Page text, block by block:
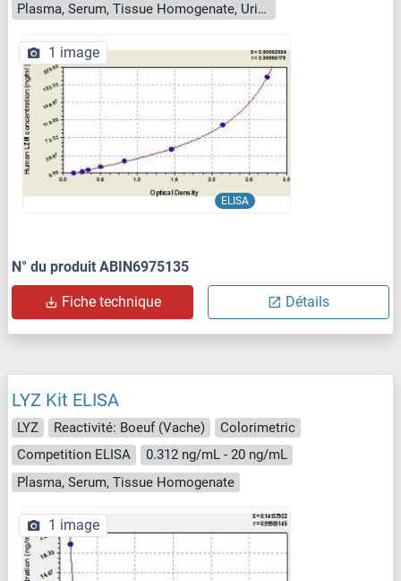
Plasma, Serum, Tissue Homogenate, Urine
ELISA
1 image
N° du produit ABIN6975135
Fiche technique Détails
LYZ Kit ELISA
LYZ Reactivité: Boeuf (Vache)
Colorimetric
Competition ELISA
0.312 ng/mL - 20 ng/mL
Plasma, Serum, Tissue Homogenate
1 image